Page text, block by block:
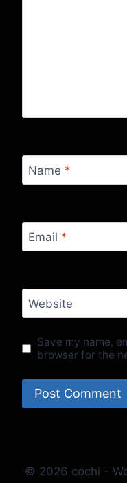
Name *
Email *
Website
Save my name,
browser for the
© 2026 cochi -